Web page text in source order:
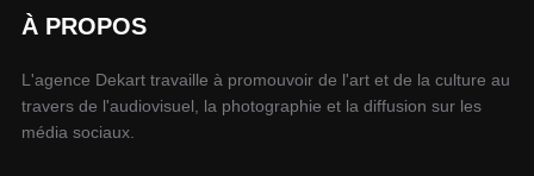
À PROPOS
L'agence Dekart travaille à promouvoir de l'art et de la culture au
travers de l'audiovisuel, la photographie et la diffusion sur les
média sociaux.